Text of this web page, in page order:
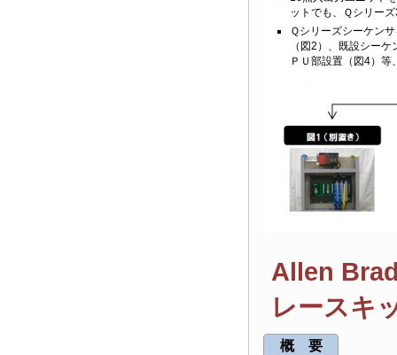
ットでも、Ｑシリー
Ｑシリーズシーケン
（図2）、既設シー
ＰＵ部設置（図4）
Allen
レースキ
概 要